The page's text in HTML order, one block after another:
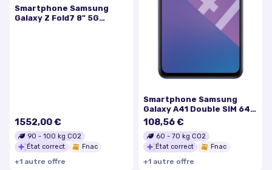
Smartphone Samsung
Galaxy Z Fold7 8" 5G
1552,00 €
90 - 100 kg CO2
État correct
Fnac
+1 autre offre
Smartphone Samsung
Galaxy A41 Double SIM 64
Go Bleu Prisme
108,56 €
60 - 70 kg CO2
État correct
Fnac
+1 autre offre